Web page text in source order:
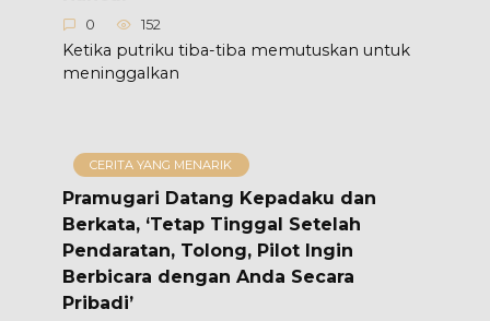
0 152
Ketika putriku tiba-tiba memutuskan untuk
meninggalkan
CERITA YANG MENARIK
Pramugari Datang Kepadaku dan
Berkata, ‘Tetap Tinggal Setelah
Pendaratan, Tolong, Pilot Ingin
Berbicara dengan Anda Secara
Pribadi’